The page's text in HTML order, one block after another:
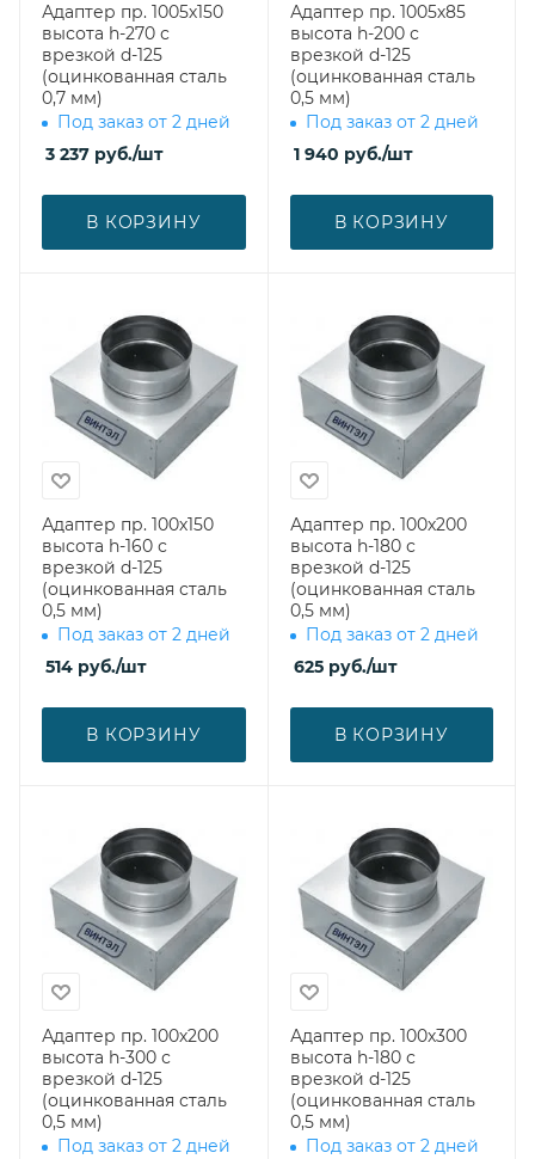
Адаптер пр. 1005х150
высота h-270 с
врезкой d-125
(оцинкованная сталь
0,7 мм)
Под заказ от 2 дней
3 237 руб./шт
В КОРЗИНУ
Адаптер пр. 1005х85
высота h-200 с
врезкой d-125
(оцинкованная сталь
0,5 мм)
Под заказ от 2 дней
1 940 руб./шт
В КОРЗИНУ
Адаптер пр. 100х150
высота h-160 с
врезкой d-125
(оцинкованная сталь
0,5 мм)
Под заказ от 2 дней
514 руб./шт
В КОРЗИНУ
Адаптер пр. 100х200
высота h-180 с
врезкой d-125
(оцинкованная сталь
0,5 мм)
Под заказ от 2 дней
625руб./шт
В КОРЗИНУ
Адаптер пр. 100х200
высота h-300 с
врезкой d-125
(оцинкованная сталь
0,5 мм)
Под заказ от 2 дней
Адаптер пр. 100х300
высота h-180 с
врезкой d-125
(оцинкованная сталь
0,5 мм)
Под заказ от 2 дней